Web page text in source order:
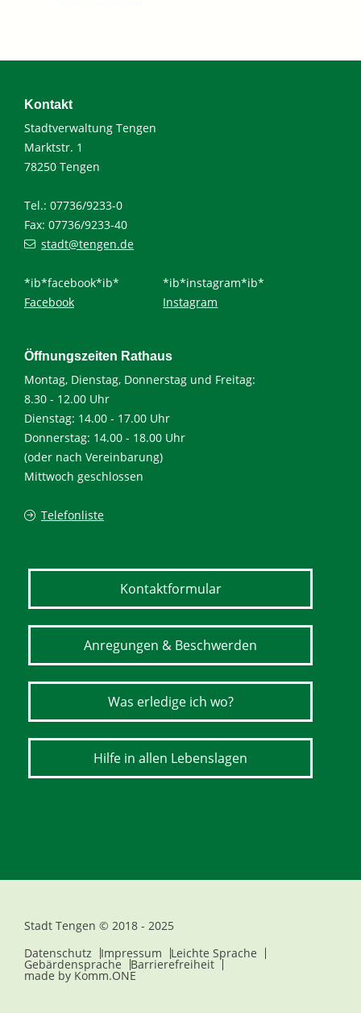
Kontakt
Stadtverwaltung Tengen
Marktstr. 1
78250 Tengen
Tel.: 07736/9233-0
Fax: 07736/9233-40
stadt@tengen.de
*ib*facebook*ib*
Facebook
*ib*instagram*ib*
Instagram
Öffnungszeiten Rathaus
Montag, Dienstag, Donnerstag und Freitag:
8.30 - 12.00 Uhr
Dienstag: 14.00 - 17.00 Uhr
Donnerstag: 14.00 - 18.00 Uhr
(oder nach Vereinbarung)
Mittwoch geschlossen
Telefonliste
Kontaktformular
Anregungen & Beschwerden
Was erledige ich wo?
Hilfe in allen Lebenslagen
Stadt Tengen © 2018 - 2025
Datenschutz
Impressum Leichte Sprache
Gebärdensprache Barrierefreiheit
made by Komm.ONE